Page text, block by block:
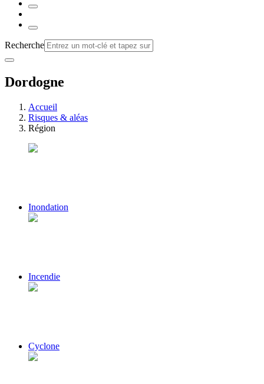
Recherche
Dordogne
Accueil
Risques & aléas
Région
Inondation
Incendie
Cyclone